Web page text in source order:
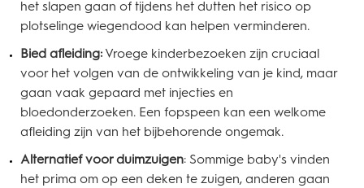
het slapen gaan of tijdens het dutten het risico op
plotselinge wiegendood kan helpen verminderen.
Bied afleiding: Vroege kinderbezoeken zijn cruciaal
voor het volgen van de ontwikkeling van je kind, maar
gaan vaak gepaard met injecties en
bloedonderzoeken. Een fopspeen kan een welkome
afleiding zijn van het bijbehorende ongemak.
Alternatief voor duimzuigen: Sommige baby's vinden
het prima om op een deken te zuigen, anderen gaan